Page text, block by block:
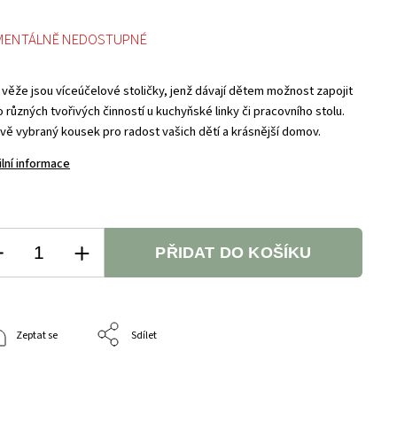
jsou víceúčelové stoličky, jenž dávají dětem možnost zapojit
různých tvořivých činností u kuchyňské linky či pracovního stolu.
vybraný kousek pro radost vašich dětí a krásnější domov.
informace
NEDOSTUPNÉ
PŘIDAT DO KOŠÍKU
Zeptat se Sdílet